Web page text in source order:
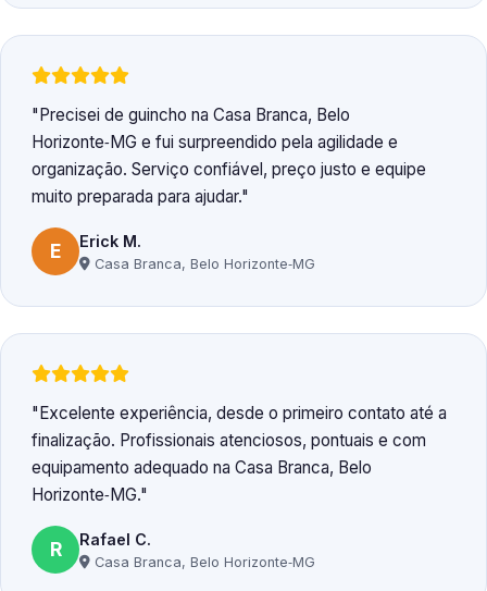
Precisei de guincho na Casa Branca, Belo
Horizonte‑MG e fui surpreendido pela agilidade e
organização. Serviço confiável, preço justo e equipe
muito preparada para ajudar.
E Erick M.
Casa Branca, Belo Horizonte‑MG
Excelente experiência, desde o primeiro contato até a
finalização. Profissionais atenciosos, pontuais e com
equipamento adequado na Casa Branca, Belo
Horizonte‑MG.
R Rafael C.
Casa Branca, Belo Horizonte‑MG